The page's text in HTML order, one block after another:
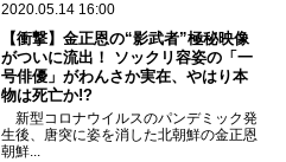
2020.05.14 16:00
【衝撃】金正恩の“影武者”極秘映像
がついに流出！ ソックリ容姿の「一
号俳優」がわんさか実在、やはり本
物は死亡か!?
新型コロナウイルスのパンデミック発
生後、唐突に姿を消した北朝鮮の金正恩
朝鮮...